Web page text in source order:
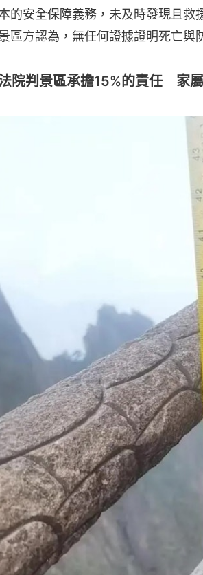
的安全保障義務，未及時發現且救
區方認為，無任何證據證明死亡與
院判景區承擔15%的責任 家